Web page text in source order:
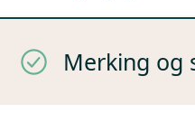
Merking og